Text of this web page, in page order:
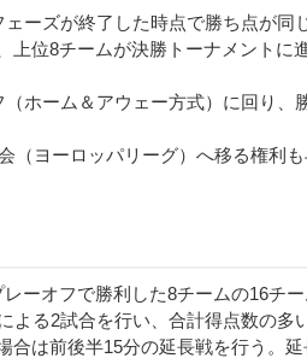
ーズが終了した時点で勝ち点が同
上位8チームが決勝トーナメントに
ホーム＆アウェー方式）に回り、
（ヨーロッパリーグ）へ移る権利
ーオフで勝利した8チームの16チー
よる2試合を行い、合計得点数の多
合は前後半15分の延長戦を行う。延